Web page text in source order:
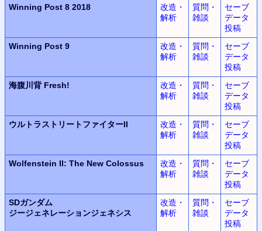
Winning Post 8 2018
改造・
解析
質問・
雑談
セーブ
データ
投稿
Winning Post 9
改造・
解析
質問・
雑談
セーブ
データ
投稿
海腹川背 Fresh!
改造・
解析
質問・
雑談
セーブ
データ
投稿
ウルトラ ストリートファイターII
改造・
解析
質問・
雑談
セーブ
データ
投稿
Wolfenstein II: The New Colossus
改造・
解析
質問・
雑談
セーブ
データ
投稿
SDガンダム
ジージェネレーションジェネシス
改造・
解析
質問・
雑談
セーブ
データ
投稿